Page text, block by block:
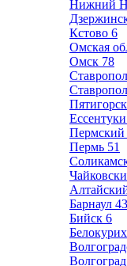
Нижний
Кстово 6
Омская
Омск 78
Пятигорск
Ессентуки
Пермский
Пермь 51
Барнаул 43
Бийск 6
Волгоград